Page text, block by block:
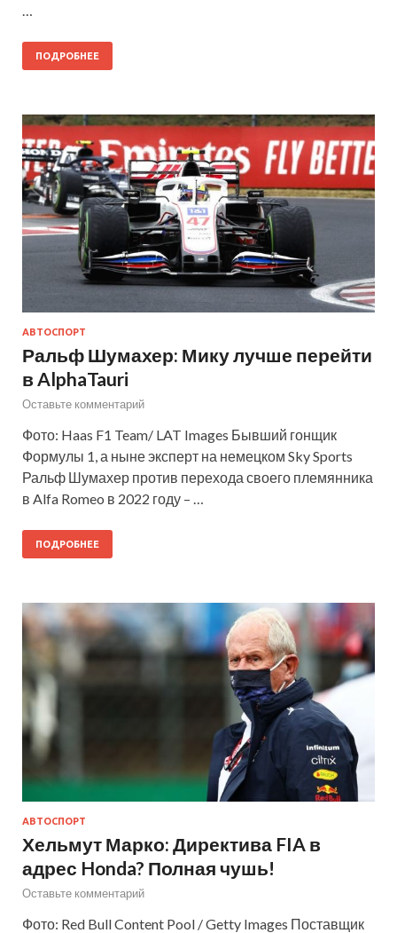
…
ПОДРОБНЕЕ
АВТОСПОРТ
Ральф Шумахер: Мику лучше перейти
в AlphaTauri
Оставьте комментарий
Фото: Haas F1 Team/ LAT Images Бывший гонщик
Формулы 1, а ныне эксперт на немецком Sky Sports
Ральф Шумахер против перехода своего племянника
в Alfa Romeo в 2022 году – …
ПОДРОБНЕЕ
АВТОСПОРТ
Хельмут Марко: Директива FIA в
адрес Honda? Полная чушь!
Оставьте комментарий
Фото: Red Bull Content Pool / Getty Images Поставщик